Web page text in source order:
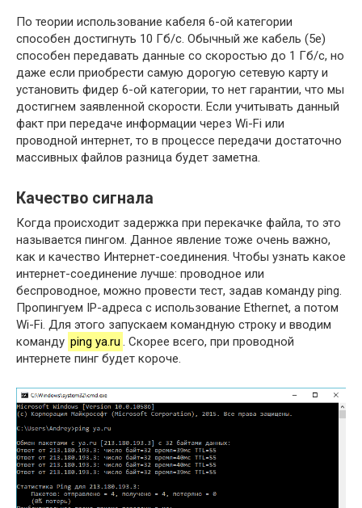
По теории использование кабеля 6-ой категории
способен достигнуть 10 Гб/с. Обычный же кабель (5е)
способен передавать данные со скоростью до 1 Гб/с, но
даже если приобрести самую дорогую сетевую карту и
установить фидер 6-ой категории, то нет гарантии, что мы
достигнем заявленной скорости. Если учитывать данный
факт при передаче информации через Wi-Fi или
проводной интернет, то в процессе передачи достаточно
массивных файлов разница будет заметна.
Качество сигнала
Когда происходит задержка при перекачке файла, то это
называется пингом. Данное явление тоже очень важно,
как и качество Интернет-соединения. Чтобы узнать какое
интернет-соединение лучше: проводное или
беспроводное, можно провести тест, задав команду ping.
Пропингуем IP-адреса с использование Ethernet, а потом
Wi-Fi. Для этого запускаем командную строку и вводим
команду ping ya.ru . Скорее всего, при проводной
интернете пинг будет короче.